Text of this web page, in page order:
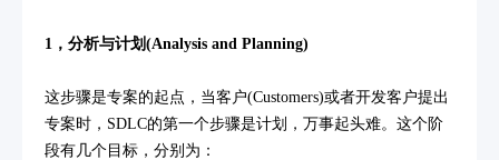
1，分析与计划(Analysis and Planning)
这步骤是专案的起点，当客户(Customers)或者开发客户提出
专案时，SDLC的第一个步骤是计划，万事起头难。这个阶
段有几个目标，分别为：